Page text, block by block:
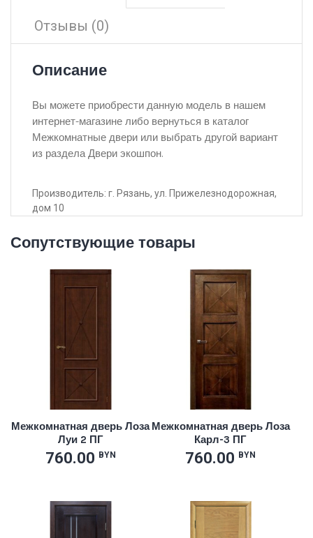
Отзывы (0)
Описание
Вы можете приобрести данную модель в нашем
интернет-магазине либо вернуться в каталог
Межкомнатные двери или выбрать другой вариант
из раздела Двери экошпон.
Производитель: г. Рязань, ул. Прижелезнодорожная,
дом 10
Сопутствующие товары
Межкомнатная дверь Лоза
Луи 2 ПГ
760.00 BYN
Межкомнатная дверь Лоза
Карл-3 ПГ
760.00 BYN